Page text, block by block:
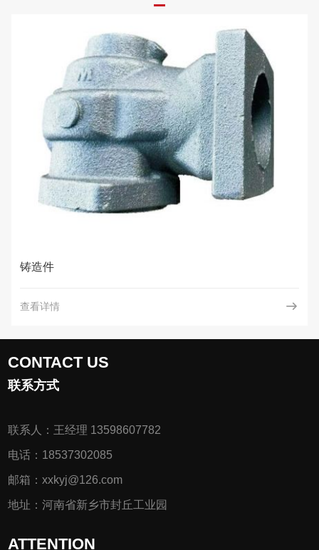
铸造件
查看详情
CONTACT US
联系方式
联系人：王经理 13598607782
电话：18537302085
邮箱：xxkyj@126.com
地址：河南省新乡市封丘工业园
ATTENTION